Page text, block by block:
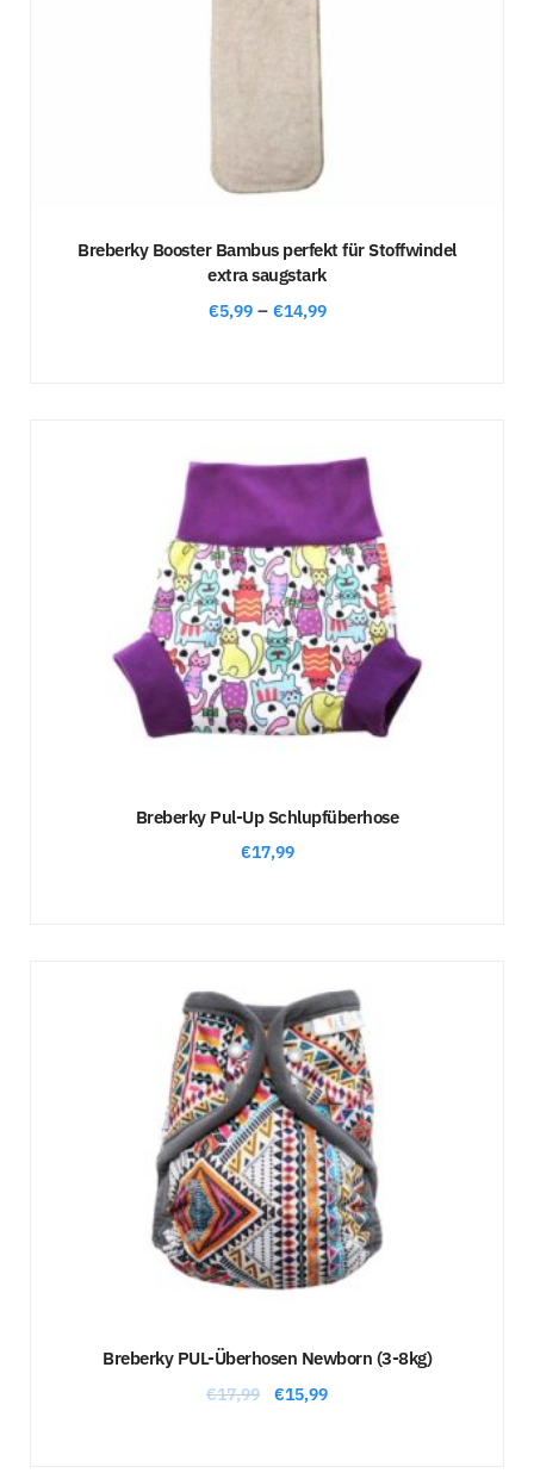
Breberky Booster Bambus perfekt für Stoffwindel
extra saugstark
€5,99– €14,99
Breberky Pul-Up Schlupfüberhose
€17,99
Breberky PUL-Überhosen Newborn (3-8kg)
€17,99 €15,99